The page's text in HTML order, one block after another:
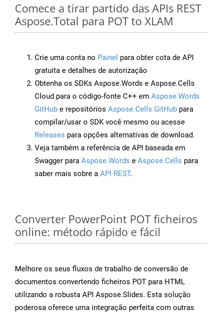
Comece a tirar partido das APIs REST
Aspose.Total para POT to XLAM
Crie uma conta no Painel para obter cota de API
gratuita e detalhes de autorização
Obtenha os SDKs Aspose.Words e Aspose.Cells
Cloud para o código-fonte C++ em Aspose.Words
GitHub e repositórios Aspose.Cells GitHub para
compilar/usar o SDK você mesmo ou acesse
Releases para opções alternativas de download.
Veja também a referência de API baseada em
Swagger para Aspose.Words e Aspose.Cells para
saber mais sobre a API REST.
Converter PowerPoint POT ficheiros
online: método rápido e fácil
Melhore os seus fluxos de trabalho de conversão de
documentos convertendo ficheiros POT para HTML
utilizando a robusta API Aspose.Slides. Esta solução
poderosa oferece uma integração perfeita com outras